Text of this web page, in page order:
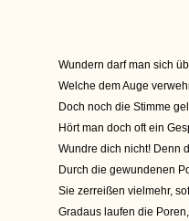
Wundern darf man sich
Welche dem Auge
Doch noch die Stimme
Hört man doch oft ein
Wundre dich nicht! Denn
Durch die gewundenen
Sie zerreißen vielmehr,
Gradaus laufen die